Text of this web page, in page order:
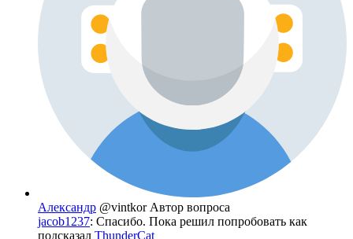
Александр @vintkor Автор вопроса
jacob1237: Спасибо. Пока решил попробовать как
подсказал ThunderCat